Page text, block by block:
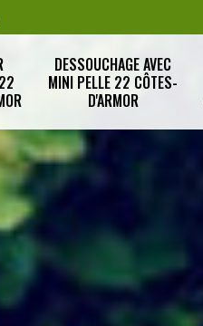
DESSOUCHAGE AVEC
MINI PELLE 22 CÔTES-
D'ARMOR